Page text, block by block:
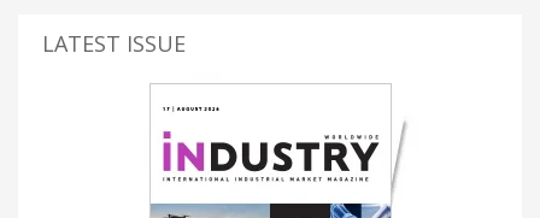
LATEST ISSUE